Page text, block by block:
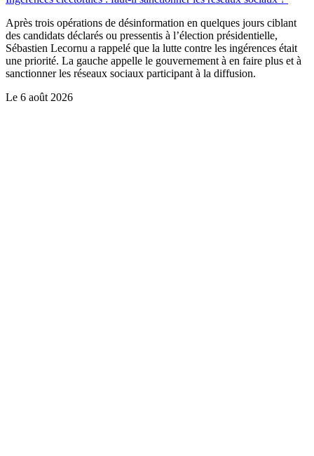
Après trois opérations de désinformation en quelques jours ciblant
des candidats déclarés ou pressentis à l’élection présidentielle,
Sébastien Lecornu a rappelé que la lutte contre les ingérences était
une priorité. La gauche appelle le gouvernement à en faire plus et à
sanctionner les réseaux sociaux participant à la diffusion.
Le 6 août 2026